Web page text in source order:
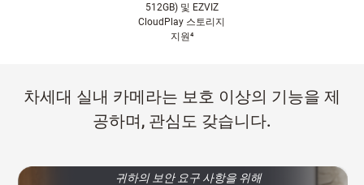
512GB) 및 EZVIZ
CloudPlay 스토리지
지원⁴
차세대 실내 카메라는 보호 이상의 기능을 제
공하며, 관심도 갖습니다.
귀하의 보안 요구 사항을 위해